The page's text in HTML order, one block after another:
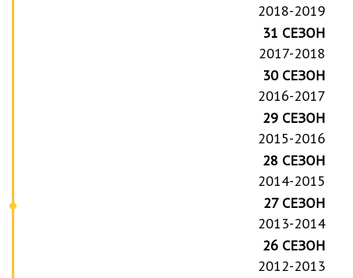
2018-2019
31 СЕЗОН
2017-2018
30 СЕЗОН
2016-2017
29 СЕЗОН
2015-2016
28 СЕЗОН
2014-2015
27 СЕЗОН
2013-2014
26 СЕЗОН
2012-2013